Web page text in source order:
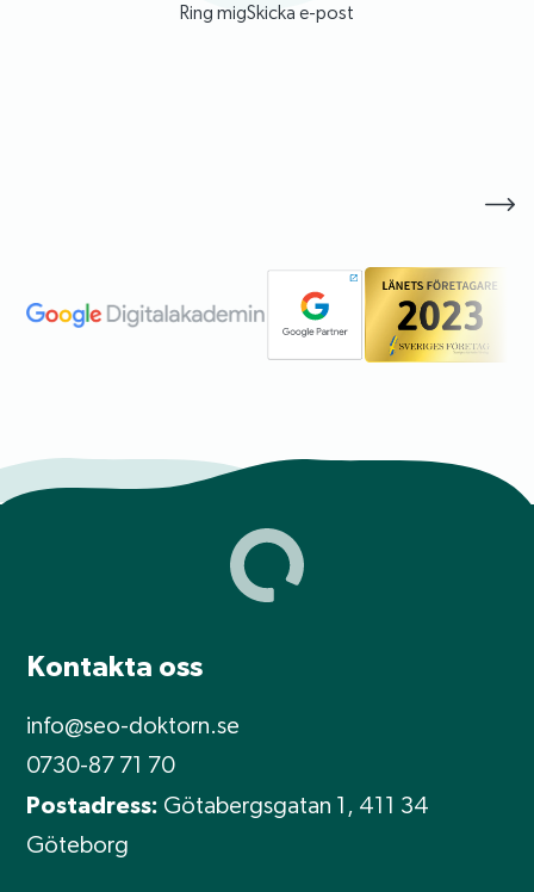
Ring migSkicka e-post
Kontakta oss
info@seo-doktorn.se
0730-87 71 70
Postadress: Götabergsgatan 1, 411 34
Göteborg